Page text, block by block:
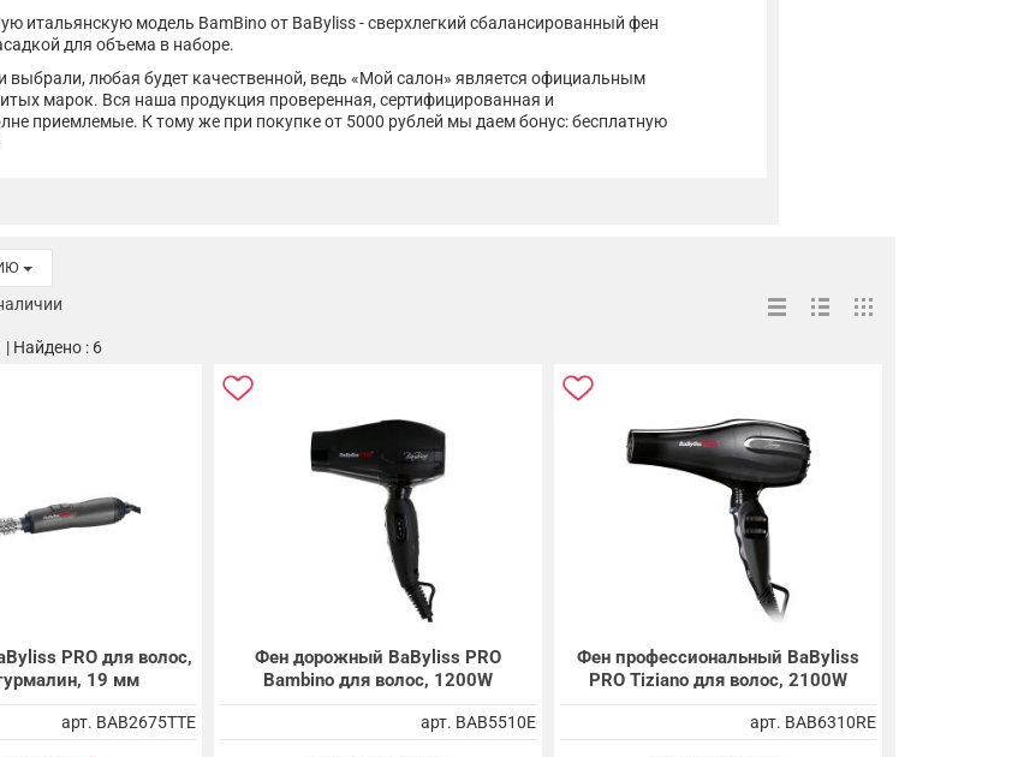
итальянскую модель BamBino от BaByliss - сверхлегкий сбалансированный фен
для объема в наборе.
любая будет качественной, ведь «Мой салон» является официальным
марок. Вся наша продукция проверенная, сертифицированная и
приемлемые. К тому же при покупке от 5000 рублей мы даем бонус: бесплатную
| Найдено : 6
PRO для волос,
19 мм
арт. BAB2675TTE
Фен дорожный BaByliss PRO
Bambino для волос, 1200W
арт. BAB5510E
Фен профессиональный BaByliss
PRO Tiziano для волос, 2100W
арт. BAB6310RE